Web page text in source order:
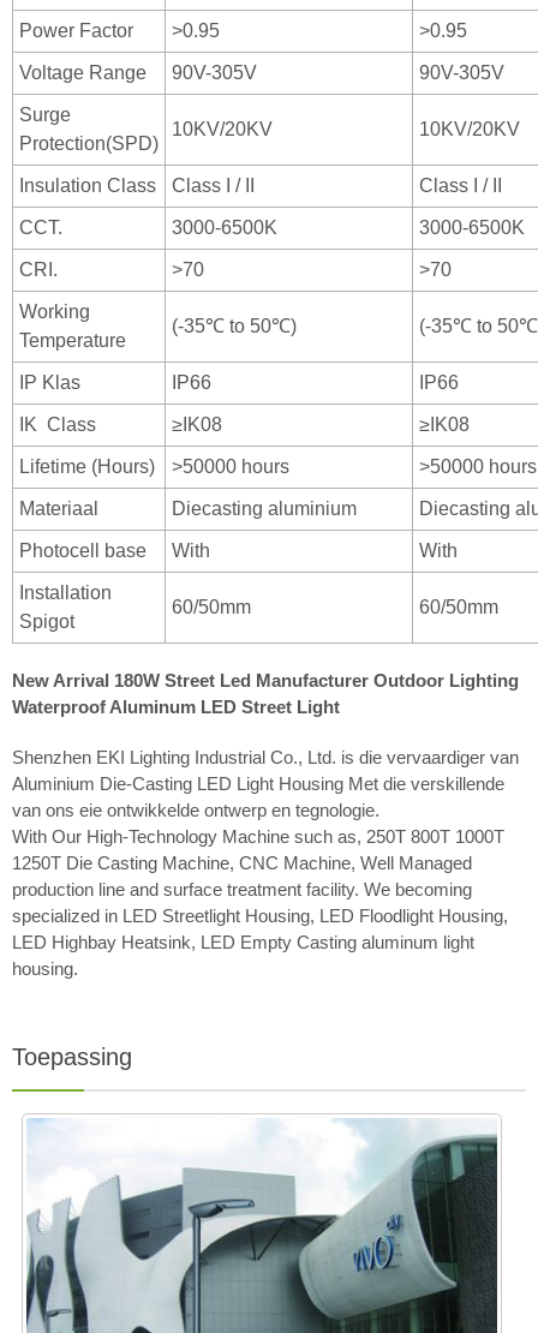
Power Factor >0.95 >0.95
Voltage Range 90V-305V 90V-305V
Surge
Protection(SPD)
10KV/20KV 10KV/20KV
Insulation Class Class I / II Class I / II
CCT. 3000-6500K 3000-6500K
CRI. >70 >70
Working
Temperature
(-35℃ to 50℃) (-35℃ to
IP Klas IP66 IP66
IK Class ≥IK08 ≥IK08
Lifetime (Hours) >50000 hours >50000 hours
Materiaal Diecasting aluminium Diecasting
Photocell base With With
Installation
Spigot
60/50mm 60/50mm
New Arrival 180W Street Led Manufacturer Outdoor Lighting
Waterproof Aluminum LED Street Light
Shenzhen EKI Lighting Industrial Co., Ltd. is die vervaardiger van
Aluminium Die-Casting LED Light Housing Met die verskillende
van ons eie ontwikkelde ontwerp en tegnologie.
With Our High-Technology Machine such as, 250T 800T 1000T
1250T Die Casting Machine, CNC Machine, Well Managed
production line and surface treatment facility. We becoming
specialized in LED Streetlight Housing, LED Floodlight Housing,
LED Highbay Heatsink, LED Empty Casting aluminum light
housing.
Toepassing